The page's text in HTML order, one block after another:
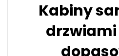
Kabiny
drzwiami